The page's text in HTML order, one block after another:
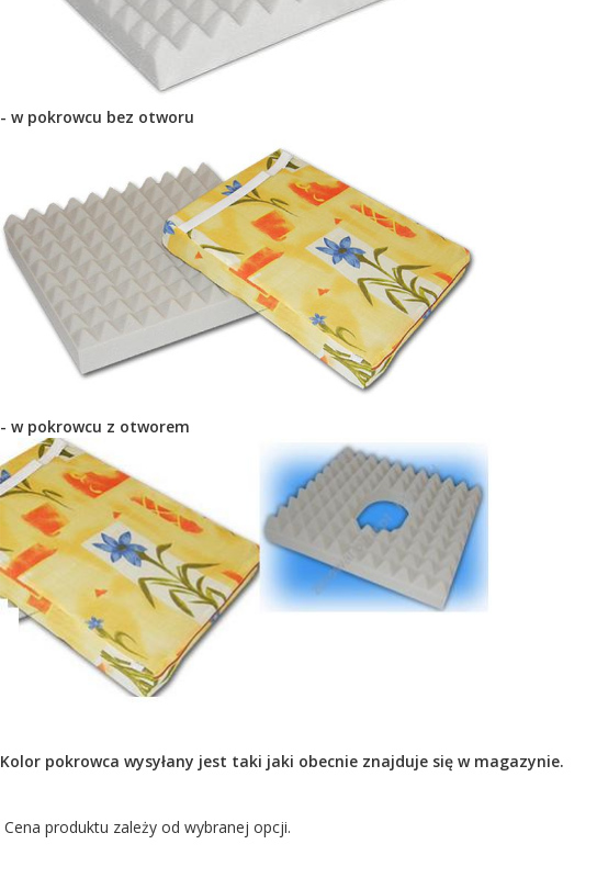
- w pokrowcu bez otworu
- w pokrowcu z otworem
Kolor pokrowca wysyłany jest taki jaki obecnie znajduje się w magazynie.
Cena produktu zależy od wybranej opcji.